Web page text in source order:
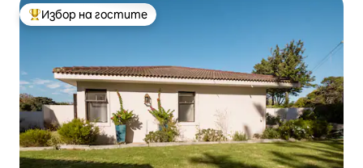
Най-популярен избор на гостите
Избор на гостите